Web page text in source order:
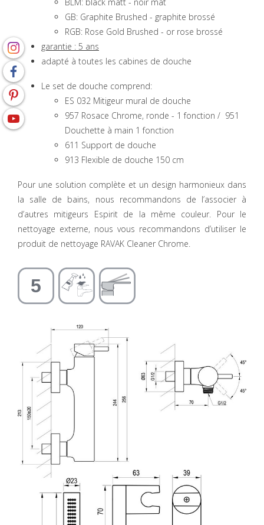
GB: Graphite Brushed - graphite brossé
RGB: Rose Gold Brushed - or rose brossé
garantie : 5 ans
adapté à toutes les cabines de douche
Le set de douche comprend:
ES 032 Mitigeur mural de douche
957 Rosace Chrome, ronde - 1 fonction / 951
Douchette à main 1 fonction
611 Support de douche
913 Flexible de douche 150 cm
Pour une solution complète et un design harmonieux dans
la salle de bains, nous recommandons de l’associer à
d’autres mitigeurs Espirit de la même couleur. Pour le
nettoyage externe, nous vous recommandons d’utiliser le
produit de nettoyage RAVAK Cleaner Chrome.